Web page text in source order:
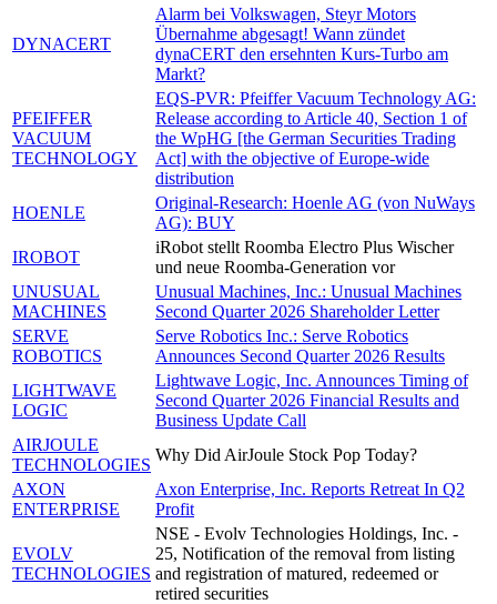
DYNACERT
Alarm bei Volkswagen, Steyr Motors
Übernahme abgesagt! Wann zündet
dynaCERT den ersehnten Kurs-Turbo am
Markt?
PFEIFFER
VACUUM
TECHNOLOGY
EQS-PVR: Pfeiffer Vacuum Technology AG:
Release according to Article 40, Section 1 of
the WpHG [the German Securities Trading
Act] with the objective of Europe-wide
distribution
HOENLE
Original-Research: Hoenle AG (von NuWays
AG): BUY
IROBOT
iRobot stellt Roomba Electro Plus Wischer
und neue Roomba-Generation vor
UNUSUAL
MACHINES
Unusual Machines, Inc.: Unusual Machines
Second Quarter 2026 Shareholder Letter
SERVE
ROBOTICS
Serve Robotics Inc.: Serve Robotics
Announces Second Quarter 2026 Results
LIGHTWAVE
LOGIC
Lightwave Logic, Inc. Announces Timing of
Second Quarter 2026 Financial Results and
Business Update Call
AIRJOULE
TECHNOLOGIES
Why Did AirJoule Stock Pop Today?
AXON
ENTERPRISE
Axon Enterprise, Inc. Reports Retreat In Q2
Profit
EVOLV
TECHNOLOGIES
NSE - Evolv Technologies Holdings, Inc. -
25, Notification of the removal from listing
and registration of matured, redeemed or
retired securities